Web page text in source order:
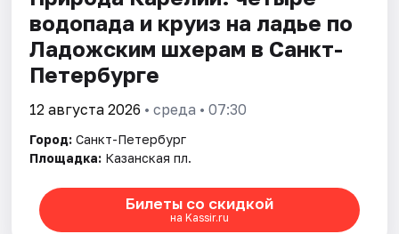
водопада и круиз на ладье по
Ладожским шхерам в Санкт-
Петербурге
12 августа 2026 • среда • 07:30
Город: Санкт-Петербург
Площадка: Казанская пл.
Билеты со скидкой
на Kassir.ru